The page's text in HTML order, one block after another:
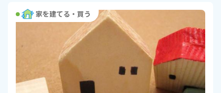
家を建てる・買う